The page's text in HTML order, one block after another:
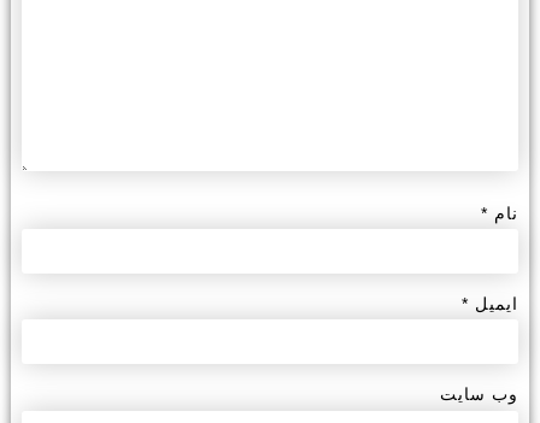
نام *
ایمیل *
وب‌ سایت